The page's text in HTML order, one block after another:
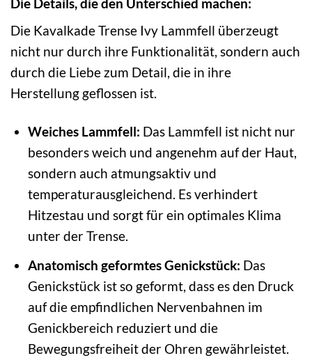
Die Kavalkade Trense Ivy Lammfell überzeugt
nicht nur durch ihre Funktionalität, sondern auch
durch die Liebe zum Detail, die in ihre
Herstellung geflossen ist.
Weiches Lammfell: Das Lammfell ist nicht nur
besonders weich und angenehm auf der Haut,
sondern auch atmungsaktiv und
temperaturausgleichend. Es verhindert
Hitzestau und sorgt für ein optimales Klima
unter der Trense.
Anatomisch geformtes Genickstück: Das
Genickstück ist so geformt, dass es den Druck
auf die empfindlichen Nervenbahnen im
Genickbereich reduziert und die
Bewegungsfreiheit der Ohren gewährleistet.